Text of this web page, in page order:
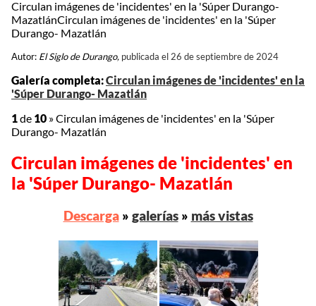
Circulan imágenes de 'incidentes' en la 'Súper Durango-
MazatlánCirculan imágenes de 'incidentes' en la 'Súper
Durango- Mazatlán
Autor: El Siglo de Durango, publicada el 26 de septiembre de 2024
Galería completa:Circulan imágenes de 'incidentes' en la
'Súper Durango- Mazatlán
1de 10 »Circulan imágenes de 'incidentes' en la 'Súper
Durango- Mazatlán
Circulan imágenes de 'incidentes' en
la 'Súper Durango- Mazatlán
Descarga» galerías» más vistas